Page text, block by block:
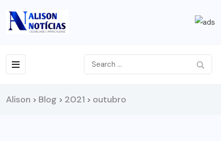
Alison > Blog > 2021 > outubro